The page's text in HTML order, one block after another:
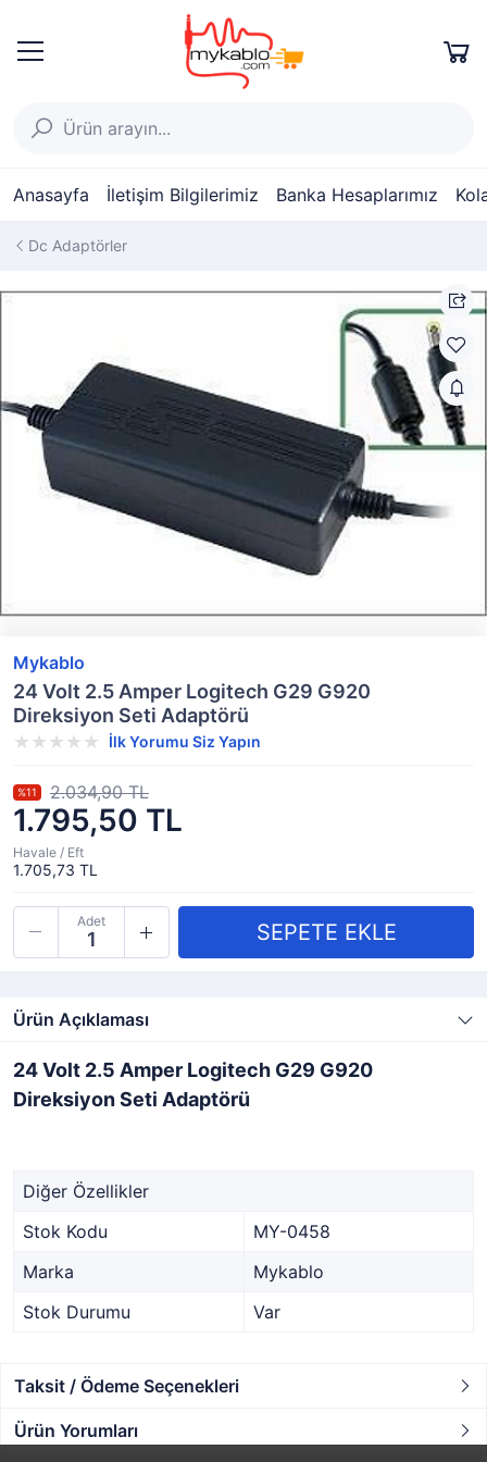
Anasayfa İletişim Bilgilerimiz Banka Hesaplarımız
Dc Adaptörler
Mykablo
24 Volt 2.5 Amper Logitech G29 G920
Direksiyon Seti Adaptörü
İlk Yorumu Siz Yapın
1.795,50 TL
%11 2.034,90 TL
Havale / Eft
1.705,73 TL
Adet
Ürün Açıklaması
24 Volt 2.5 Amper Logitech G29 G920
Direksiyon Seti Adaptörü
Diğer Özellikler
Stok Kodu
MY-0458
Marka
Mykablo
Stok Durumu
Var
Taksit / Ödeme Seçenekleri
Ürün Yorumları